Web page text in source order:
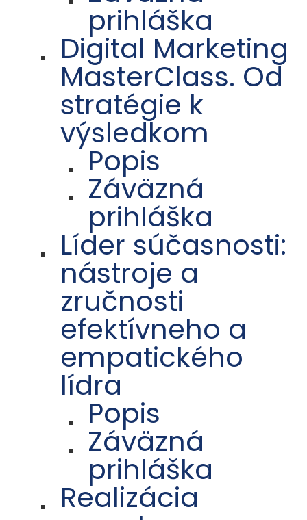
prihláška
Digital Marketing
MasterClass. Od
stratégie k
výsledkom
Popis
Záväzná
prihláška
Líder súčasnosti:
nástroje a
zručnosti
efektívneho a
empatického
lídra
Popis
Záväzná
prihláška
Realizácia